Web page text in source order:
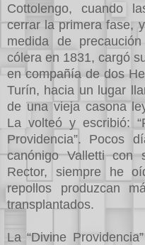
Cottolengo, cuando
cerrar la primera fase,
medida de
cólera en 1831, cargó
en compañía de dos
Turín, hacia un lugar
de una vieja casona
La volteó y escribió:
Providencia”. Pocos
canónigo Valletti con
Rector, siempre he
repollos produzcan
transplantados.
La “Divine